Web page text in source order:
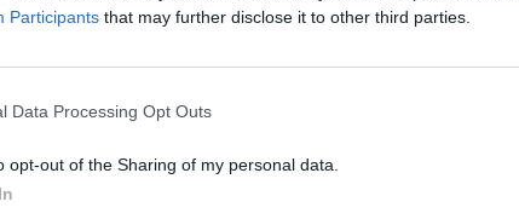
Participants that may further disclose it to other third parties.
Data Processing Opt Outs
opt-out of the Sharing of my personal data.